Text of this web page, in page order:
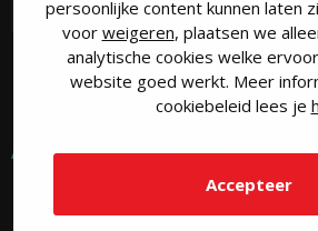
persoonlijke content kunnen laten
voor weigeren, plaatsen we
analytische cookies welke
website goed werkt. Meer
cookiebeleid lees je
Accepteer
Algemene voorwaarden